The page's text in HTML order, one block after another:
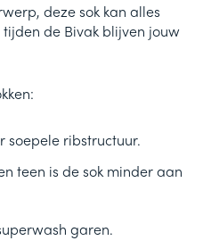
deze sok kan alles
de Bivak blijven jouw
soepele ribstructuur.
teen is de sok minder aan
garen.